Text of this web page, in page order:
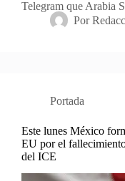
Telegram que Arabia
Por
Portada
Este lunes México
EU por el
del ICE